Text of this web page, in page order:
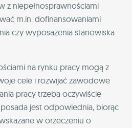
z niepełnosprawnościami
m.in. dofinansowaniami
czy wyposażenia stanowiska
na rynku pracy mogą z
cele i rozwijać zawodowe
pracy trzeba oczywiście
jest odpowiednia, biorąc
w orzeczeniu o